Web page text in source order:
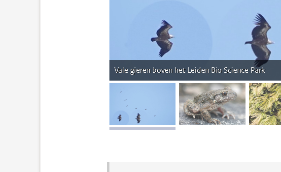
Vale gieren boven het Leiden Bio Science Park
afbeelding 1 afbeelding 2